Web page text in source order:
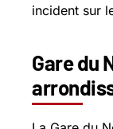
incident sur
Gare du